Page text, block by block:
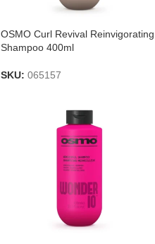
OSMO Curl Revival Reinvigorating
Shampoo 400ml
SKU: 065157